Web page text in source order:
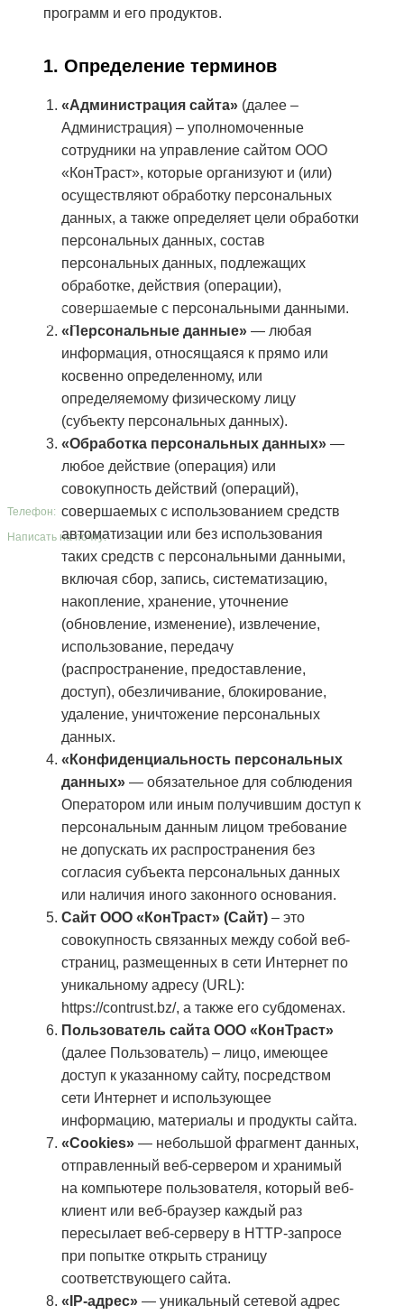
Разработка градостроительной
Архитектурно-градостроительная
концепция
Эффективное использование активов
О компании
Контакты
Кейсы
Блог
CONTRUST, 2014-2026
Политика конфиденциальности
О компании
Преимущества
Контакты
Реквизиты
Политика конфиденциальности
г. Казань, Оренбургский тракт, 8Д
г. Москва, Большая Якиманка, 31
Телефон:
Написать на почту:
программ и его продуктов.
1. Определение терминов
«Администрация сайта» (далее –
Администрация) – уполномоченные
сотрудники на управление сайтом ООО
«КонТраст», которые организуют и (или)
осуществляют обработку персональных
данных, а также определяет цели обработки
персональных данных, состав
персональных данных, подлежащих
обработке, действия (операции),
совершаемые с персональными данными.
«Персональные данные» — любая
информация, относящаяся к прямо или
косвенно определенному, или
определяемому физическому лицу
(субъекту персональных данных).
«Обработка персональных данных» —
любое действие (операция) или
совокупность действий (операций),
совершаемых с использованием средств
автоматизации или без использования
таких средств с персональными данными,
включая сбор, запись, систематизацию,
накопление, хранение, уточнение
(обновление, изменение), извлечение,
использование, передачу
(распространение, предоставление,
доступ), обезличивание, блокирование,
удаление, уничтожение персональных
данных.
«Конфиденциальность персональных
данных» — обязательное для соблюдения
Оператором или иным получившим доступ к
персональным данным лицом требование
не допускать их распространения без
согласия субъекта персональных данных
или наличия иного законного основания.
Сайт ООО «КонТраст» (Сайт) – это
совокупность связанных между собой веб-
страниц, размещенных в сети Интернет по
уникальному адресу (URL):
https://contrust.bz/, а также его субдоменах.
Пользователь сайта ООО «КонТраст»
(далее Пользователь) – лицо, имеющее
доступ к указанному сайту, посредством
сети Интернет и использующее
информацию, материалы и продукты сайта.
«Cookies» — небольшой фрагмент данных,
отправленный веб-сервером и хранимый
на компьютере пользователя, который веб-
клиент или веб-браузер каждый раз
пересылает веб-серверу в HTTP-запросе
при попытке открыть страницу
соответствующего сайта.
«IP-адрес» — уникальный сетевой адрес